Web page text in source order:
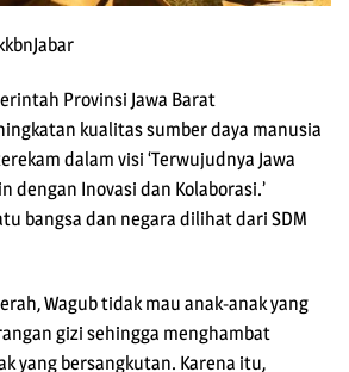
Provinsi Jawa Barat
kualitas sumber daya manusia
dalam visi ‘Terwujudnya Jawa
dengan Inovasi dan Kolaborasi.’
bangsa dan negara dilihat dari SDM
Wagub tidak mau anak-anak yang
gizi sehingga menghambat
yang bersangkutan. Karena itu,